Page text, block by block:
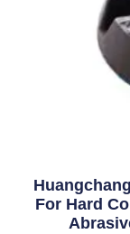
For Hard